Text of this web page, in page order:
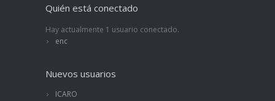
Quién está conectado
Hay actualmente 1 usuario conectado.
enc
Nuevos usuarios
ICARO